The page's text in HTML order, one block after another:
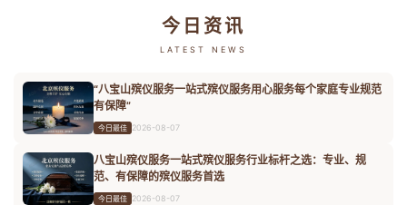
今日资讯
LATEST NEWS
“八宝山殡仪服务一站式殡仪服务用心服务每个家庭专业规范
有保障”
今日最佳 2026-08-07
八宝山殡仪服务一站式殡仪服务行业标杆之选：专业、规
范、有保障的殡仪服务首选
今日最佳 2026-08-07